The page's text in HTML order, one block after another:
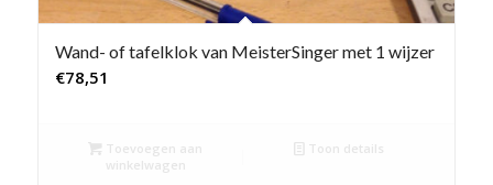
Wand- of tafelklok van MeisterSinger met 1 wijzer
€78,51
Toevoegen aan
winkelwagen
Toon details